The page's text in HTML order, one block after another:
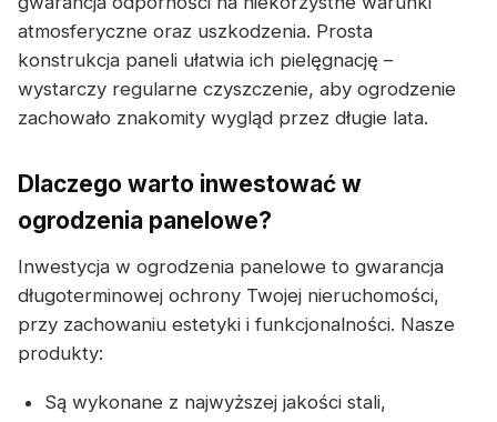
atmosferyczne oraz uszkodzenia. Prosta
konstrukcja paneli ułatwia ich pielęgnację –
wystarczy regularne czyszczenie, aby ogrodzenie
zachowało znakomity wygląd przez długie lata.
Dlaczego warto inwestować w
ogrodzenia panelowe?
Inwestycja w ogrodzenia panelowe to gwarancja
długoterminowej ochrony Twojej nieruchomości,
przy zachowaniu estetyki i funkcjonalności. Nasze
produkty:
Są wykonane z najwyższej jakości stali,